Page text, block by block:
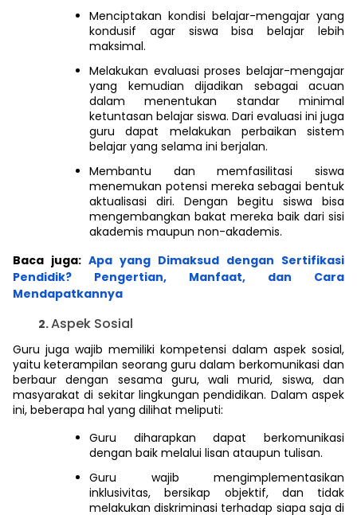
Menciptakan kondisi belajar-mengajar yang
kondusif agar siswa bisa belajar lebih
maksimal.
Melakukan evaluasi proses belajar-mengajar
yang kemudian dijadikan sebagai acuan
dalam menentukan standar minimal
ketuntasan belajar siswa. Dari evaluasi ini juga
guru dapat melakukan perbaikan sistem
belajar yang selama ini berjalan.
Membantu dan memfasilitasi siswa
menemukan potensi mereka sebagai bentuk
aktualisasi diri. Dengan begitu siswa bisa
mengembangkan bakat mereka baik dari sisi
akademis maupun non-akademis.
Baca juga: Apa yang Dimaksud dengan Sertifikasi
Pendidik? Pengertian, Manfaat, dan Cara
Mendapatkannya
Aspek Sosial
Guru juga wajib memiliki kompetensi dalam aspek sosial,
yaitu keterampilan seorang guru dalam berkomunikasi dan
berbaur dengan sesama guru, wali murid, siswa, dan
masyarakat di sekitar lingkungan pendidikan. Dalam aspek
ini, beberapa hal yang dilihat meliputi:
Guru diharapkan dapat berkomunikasi
dengan baik melalui lisan ataupun tulisan.
Guru wajib mengimplementasikan
inklusivitas, bersikap objektif, dan tidak
melakukan diskriminasi terhadap siapa saja di